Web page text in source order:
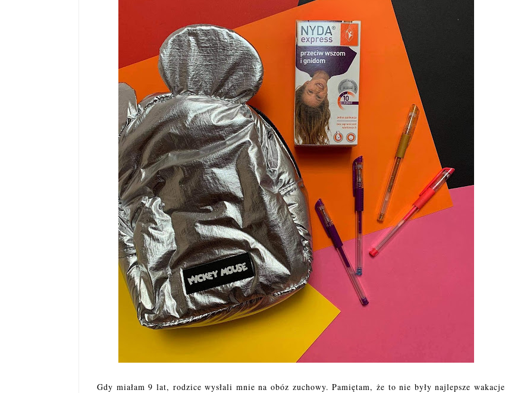
Gdy miałam 9 lat, rodzice wysłali mnie na obóz zuchowy. Pamiętam, że to nie były najlepsze wakacje